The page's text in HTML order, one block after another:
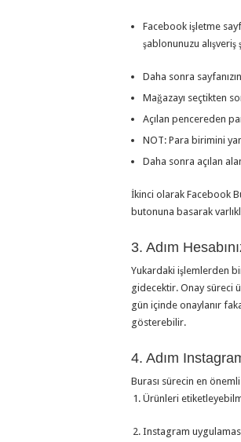
Facebook işletme
şablonunuzu
Daha sonra
Mağazayı seçtikten
Açılan pencereden
NOT: Para birimini
Daha sonra açılan
İkinci olarak Facebook
butonuna basarak
3. Adım
Yukardaki işlemlerden
gidecektir. Onay süreci
gün içinde onaylanır
gösterebilir.
4. Adım
Burası sürecin en önemli
Ürünleri
Instagram